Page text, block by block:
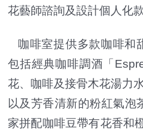
花藝師諮詢及設計個人化款
咖啡室提供多款咖啡和
包括經典咖啡調酒「
花、咖啡及接骨木花湯力
以及芳香清新的粉紅氣泡
家拼配咖啡豆帶有花香和